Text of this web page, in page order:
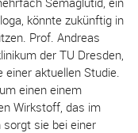
könnte zukünftig in
Prof. Andreas
der TU Dresden,
aktuellen Studie.
einen einem
Wirkstoff, das im
sie bei einer